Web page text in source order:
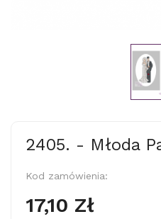
2405. - Młoda
Kod zamówienia:
17,10 Zł